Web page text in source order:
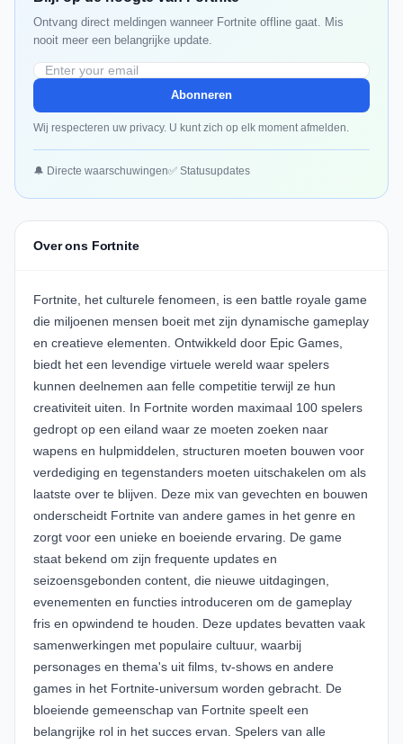
Ontvang direct meldingen wanneer Fortnite offline gaat. Mis
nooit meer een belangrijke update.
Abonneren
Wij respecteren uw privacy. U kunt zich op elk moment afmelden.
🔔 Directe waarschuwingen✅ Statusupdates
Over ons Fortnite
Fortnite, het culturele fenomeen, is een battle royale game
die miljoenen mensen boeit met zijn dynamische gameplay
en creatieve elementen. Ontwikkeld door Epic Games,
biedt het een levendige virtuele wereld waar spelers
kunnen deelnemen aan felle competitie terwijl ze hun
creativiteit uiten. In Fortnite worden maximaal 100 spelers
gedropt op een eiland waar ze moeten zoeken naar
wapens en hulpmiddelen, structuren moeten bouwen voor
verdediging en tegenstanders moeten uitschakelen om als
laatste over te blijven. Deze mix van gevechten en bouwen
onderscheidt Fortnite van andere games in het genre en
zorgt voor een unieke en boeiende ervaring. De game
staat bekend om zijn frequente updates en
seizoensgebonden content, die nieuwe uitdagingen,
evenementen en functies introduceren om de gameplay
fris en opwindend te houden. Deze updates bevatten vaak
samenwerkingen met populaire cultuur, waarbij
personages en thema's uit films, tv-shows en andere
games in het Fortnite-universum worden gebracht. De
bloeiende gemeenschap van Fortnite speelt een
belangrijke rol in het succes ervan. Spelers van alle